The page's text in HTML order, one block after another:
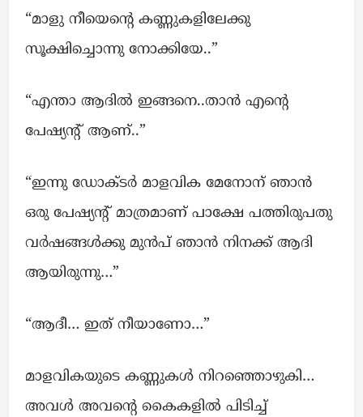
“മാളു നീയെന്റെ കണ്ണുകളിലേക്കു
സൂക്ഷിച്ചൊന്നു നോക്കിയേ..”
“എന്താ ആദിൽ ഇങ്ങനെ..താൻ എന്റെ
പേഷ്യന്റ് ആണ്..”
“ഇന്നു ഡോക്ടർ മാളവിക മേനോന് ഞാൻ
ഒരു പേഷ്യന്റ് മാത്രമാണ് പാക്ഷേ പത്തിരുപതു
വർഷങ്ങൾക്കു മുൻപ് ഞാൻ നിനക്ക് ആദി
ആയിരുന്നു…”
“ആദീ… ഇത് നീയാണോ…”
മാളവികയുടെ കണ്ണുകൾ നിറഞ്ഞൊഴുകി…
അവൾ അവന്റെ കൈകളിൽ പിടിച്ച്